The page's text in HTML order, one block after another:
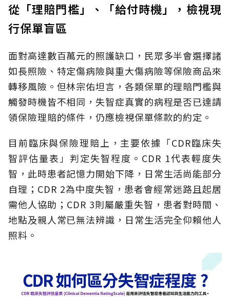
從「理賠門檻」、「給付時機」，檢視現
行保單盲區
面對高達數百萬元的照護缺口，民眾多半會選擇諸
如長照險、特定傷病險與重大傷病險等保險商品來
轉移風險。但林宗佑坦言，各類保單的理賠門檻與
觸發時機皆不相同，失智症真實的病程是否已達請
領保險理賠的條件，仍應檢視保單條款的約定。
目前臨床與保險理賠上，主要依據「CDR臨床失
智評估量表」判定失智程度。CDR 1代表輕度失
智，此時患者記憶力開始下降，日常生活尚能部分
自理；CDR 2為中度失智，患者會經常迷路且起居
需他人協助；CDR 3則屬嚴重失智，患者對時間、
地點及親人常已無法辨識，日常生活完全仰賴他人
照料。